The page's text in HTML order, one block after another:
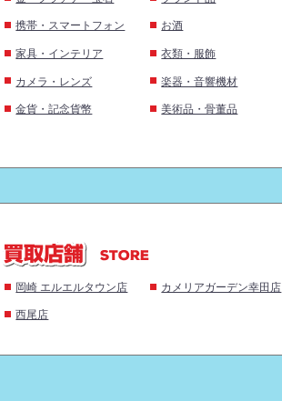
携帯・スマートフォン お酒
家具・インテリア 衣類・服飾
カメラ・レンズ 楽器・音響機材
金貨・記念貨幣 美術品・骨董品
岡崎 エルエルタウン店 カメリアガーデン幸田店
西尾店